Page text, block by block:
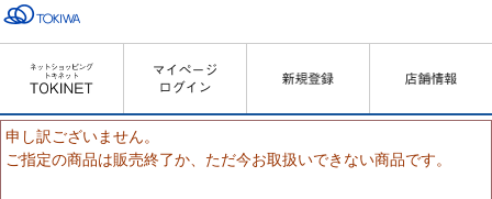
申し訳ございません。
ご指定の商品は販売終了か、ただ今お取扱いできない商品です。